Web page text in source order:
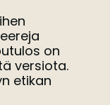
on
versiota.
etikan